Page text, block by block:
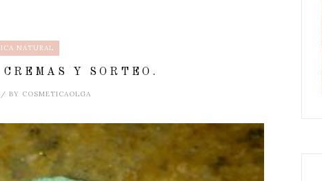
NATURAL
Y SORTEO.
BY COSMETICAOLGA